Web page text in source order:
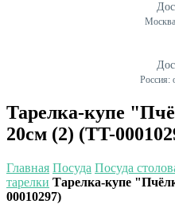
Россия:
Тарелка-купе
20см (2) (TT-
Главная Посуда Посуда
тарелки Тарелка-купе
00010297)